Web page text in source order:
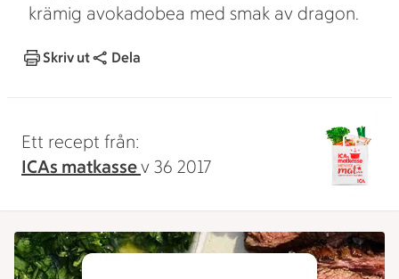
krämig avokadobea med smak av dragon.
Skriv ut Dela
Ett recept från:
ICAs matkassev 36 2017